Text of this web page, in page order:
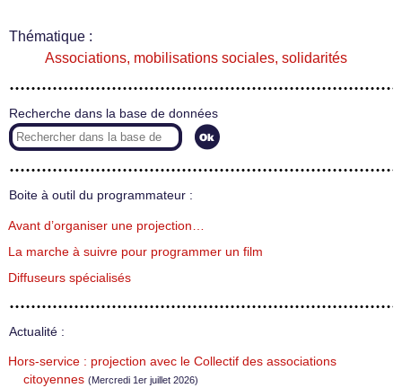
Thématique :
Associations, mobilisations sociales, solidarités
Recherche dans la base de données
Boite à outil du programmateur :
Avant d’organiser une projection…
La marche à suivre pour programmer un film
Diffuseurs spécialisés
Actualité :
Hors-service : projection avec le Collectif des associations
citoyennes (Mercredi 1er juillet 2026)